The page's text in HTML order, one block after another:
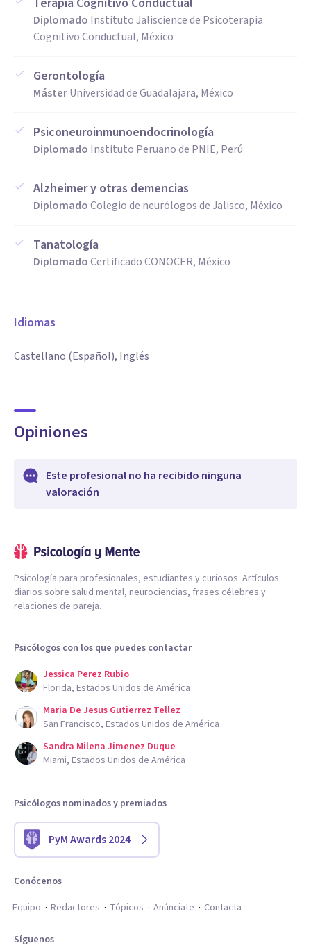
Diplomado Instituto Jaliscience de Psicoterapia
Cognitivo Conductual, México
Gerontología
MásterUniversidad de Guadalajara, México
Psiconeuroinmunoendocrinología
Diplomado Instituto Peruano de PNIE, Perú
Alzheimer y otras demencias
DiplomadoColegio de neurólogos de Jalisco, México
Tanatología
DiplomadoCertificado CONOCER, México
Idiomas
Castellano (Español), Inglés
Opiniones
Este profesional no ha recibido ninguna
valoración
Psicología para profesionales, estudiantes y curiosos. Artículos
diarios sobre salud mental, neurociencias, frases célebres y
relaciones de pareja.
Psicólogos con los que puedes contactar
Jessica Perez Rubio
Florida, Estados Unidos de América
Maria De Jesus Gutierrez Tellez
San Francisco, Estados Unidos de América
Sandra Milena Jimenez Duque
Miami, Estados Unidos de América
Psicólogos nominados y premiados
PyM Awards 2024
Conócenos
Equipo
Redactores Tópicos Anúnciate Contacta
Síguenos